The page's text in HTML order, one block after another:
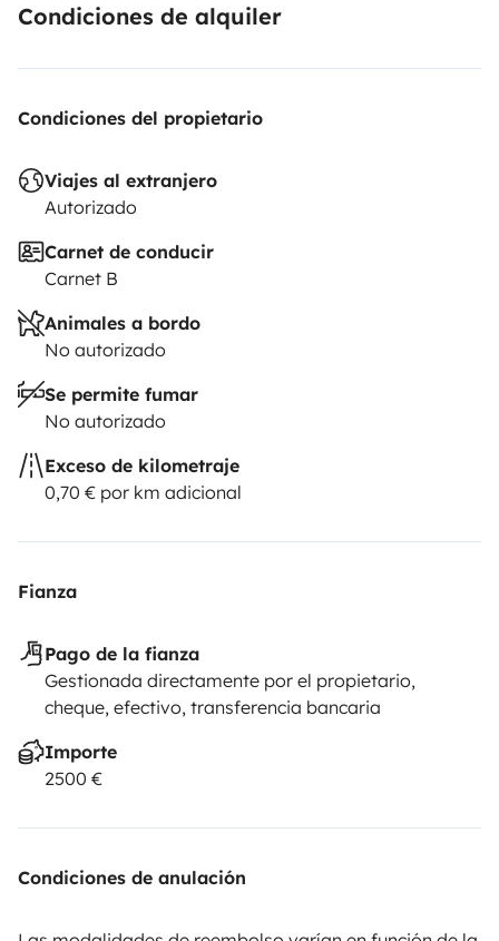
Condiciones de alquiler
Condiciones del propietario
Viajes al extranjero
Autorizado
Carnet de conducir
Carnet B
Animales a bordo
No autorizado
Se permite fumar
No autorizado
Exceso de kilometraje
0,70 € por km adicional
Fianza
Pago de la fianza
Gestionada directamente por el propietario,
cheque, efectivo, transferencia bancaria
Importe
2500 €
Condiciones de anulación